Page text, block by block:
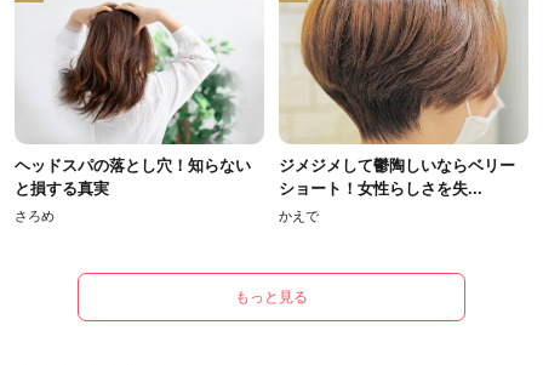
ヘッドスパの落とし穴！知らない
と損する真実
さろめ
ジメジメして鬱陶しいならベリー
ショート！女性らしさを失...
かえで
もっと見る